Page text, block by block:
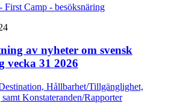
av nyheter om svensk
vecka 31 2026
Hållbarhet/Tillgänglighet,
Konstateranden/Rapporter